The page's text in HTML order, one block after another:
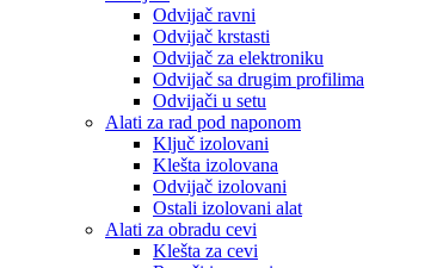
Odvijač ravni
Odvijač krstasti
Odvijač za elektroniku
Odvijač sa drugim profilima
Odvijači u setu
Alati za rad pod naponom
Ključ izolovani
Klešta izolovana
Odvijač izolovani
Ostali izolovani alat
Alati za obradu cevi
Klešta za cevi